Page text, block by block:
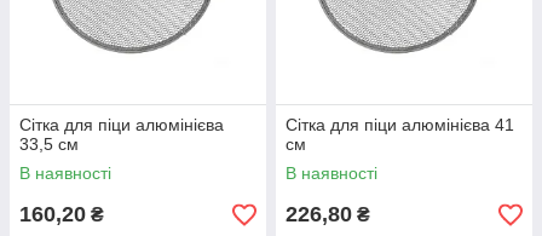
Сітка для піци алюмінієва
33,5 см
В наявності
160,20 ₴
Сітка для піци алюмінієва 41
см
В наявності
226,80 ₴